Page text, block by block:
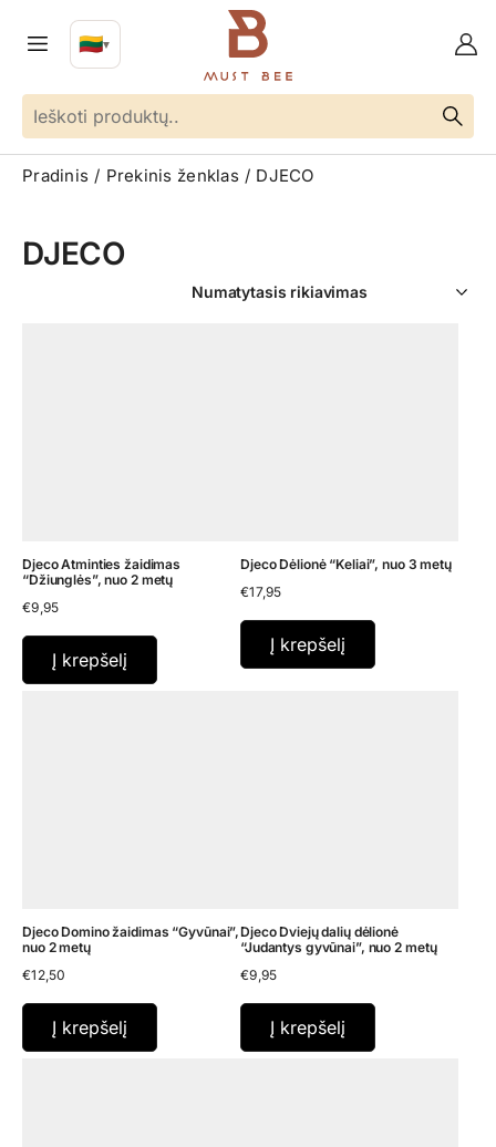
Kalba
🇱🇹
LT ▼
Pradinis Prekinis ženklas DJECO
DJECO
Djeco Atminties žaidimas
“Džiunglės”, nuo 2 metų
€9,95
Į krepšelį
Djeco Dėlionė “Keliai”, nuo 3 metų
€17,95
Į krepšelį
Djeco Domino žaidimas “Gyvūnai”,
nuo 2 metų
€12,50
Į krepšelį
Djeco Dviejų dalių dėlionė
“Judantys gyvūnai”, nuo 2 metų
€9,95
Į krepšelį